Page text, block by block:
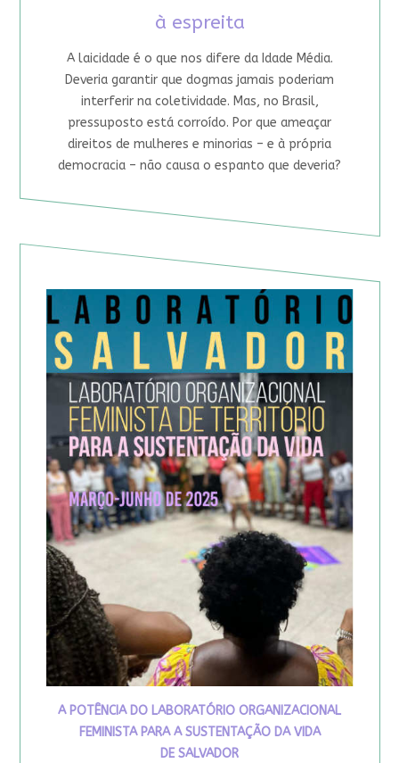
à espreita
A laicidade é o que nos difere da Idade Média.
Deveria garantir que dogmas jamais poderiam
interferir na coletividade. Mas, no Brasil,
pressuposto está corroído. Por que ameaçar
direitos de mulheres e minorias – e à própria
democracia – não causa o espanto que deveria?
A POTÊNCIA DO LABORATÓRIO ORGANIZACIONAL
FEMINISTA PARA A SUSTENTAÇÃO DA VIDA
DE SALVADOR